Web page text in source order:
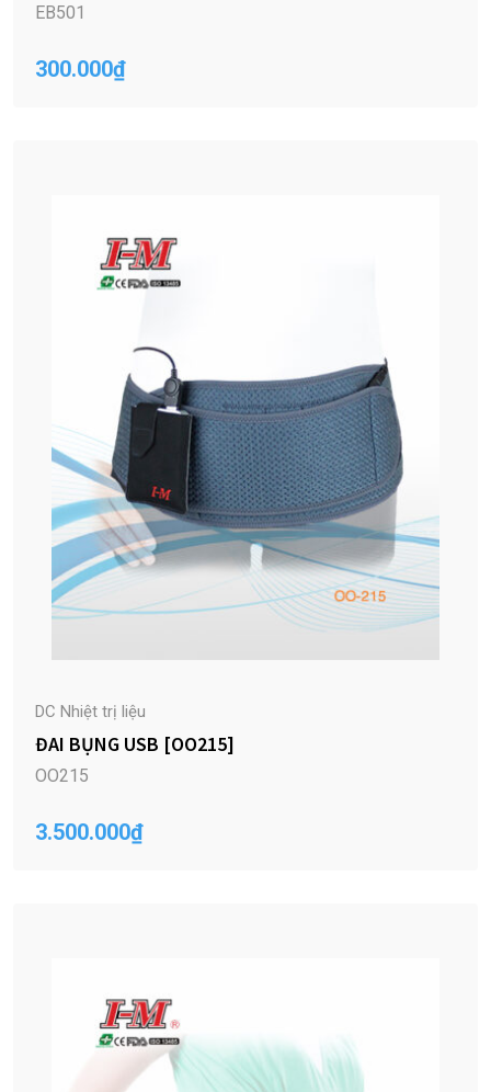
EB501
300.000₫
DC Nhiệt trị liệu
ĐAI BỤNG USB [OO215]
OO215
3.500.000₫